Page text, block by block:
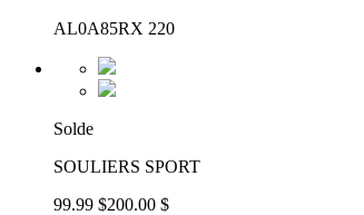
AL0A85RX 220
Solde
SOULIERS SPORT
99.99 $200.00 $